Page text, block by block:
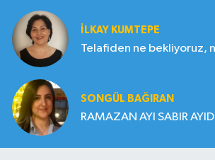
İLKAY KUMTEPE
Telafiden ne bekliyoruz,
SONGÜL BAĞIRAN
RAMAZAN AYI SABIR